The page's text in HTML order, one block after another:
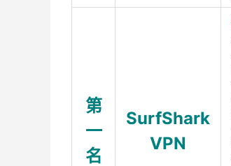
第
一
名
SurfShark
VPN